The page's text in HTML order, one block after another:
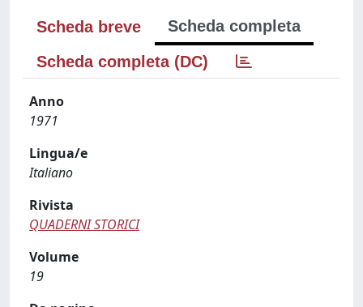
Scheda breve
Scheda completa
Scheda completa (DC)
Anno
1971
Lingua/e
Italiano
Rivista
QUADERNI STORICI
Volume
19